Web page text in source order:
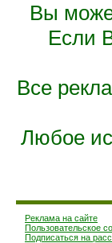
Вы
Если
Все
Любое
Реклама на сайте
Пользовательское
Подписаться на